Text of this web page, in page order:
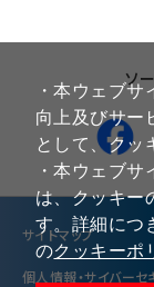
・本ウェブ
向上及びサー
として、クッ
・本ウェブ
は、クッキー
す。詳細につ
のクッキーポ
ソ
サイトマップ
個⼈情報・サイバーセ